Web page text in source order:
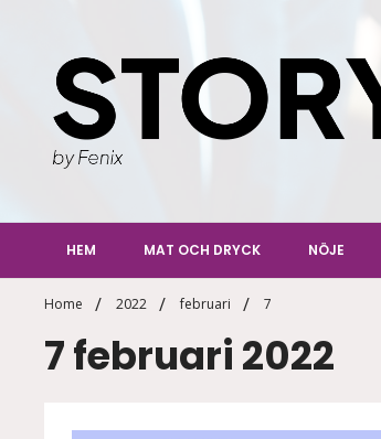
HEM MAT OCH DRYCK NÖJE
Home 2022 februari 7
7 februari 2022